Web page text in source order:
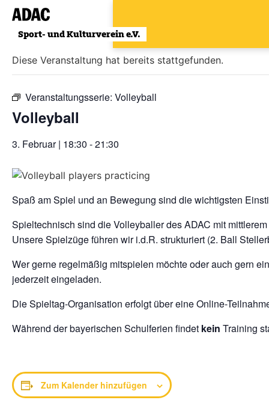
Zum
Inhalt
wechseln
« Alle Veranstaltungen
Diese Veranstaltung hat bereits stattgefunden.
Veranstaltungsserie: Volleyball
Volleyball
3. Februar | 18:30 -21:30
Spaß am Spiel und an Bewegung sind die wichtigsten
Spieltechnisch sind die Volleyballer des ADAC mit
Unsere Spielzüge führen wir i.d.R. strukturiert (2. Ball
Wer gerne regelmäßig mitspielen möchte oder auch gern
jederzeit eingeladen.
Die Spieltag-Organisation erfolgt über eine Online-
Während der bayerischen Schulferien findet kein Training
Zum Kalender hinzufügen